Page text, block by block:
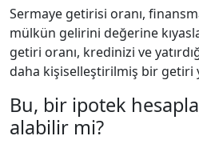
Sermaye getirisi oranı,
mülkün gelirini değerine
getiri oranı, kredinizi ve
daha kişiselleştirilmiş bir getiri
Bu, bir ipotek
alabilir mi?